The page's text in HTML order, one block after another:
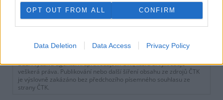
OPT OUT FROM ALL CONFIRM
Data Deletion Data Access Privacy Policy
poslat
BEZK využívá agenturní zpravodajství ČTK, která si vyhrazuje
veškerá práva. Publikování nebo další šíření obsahu ze zdrojů ČTK
je výslovně zakázáno bez předchozího písemného souhlasu ze
strany ČTK.